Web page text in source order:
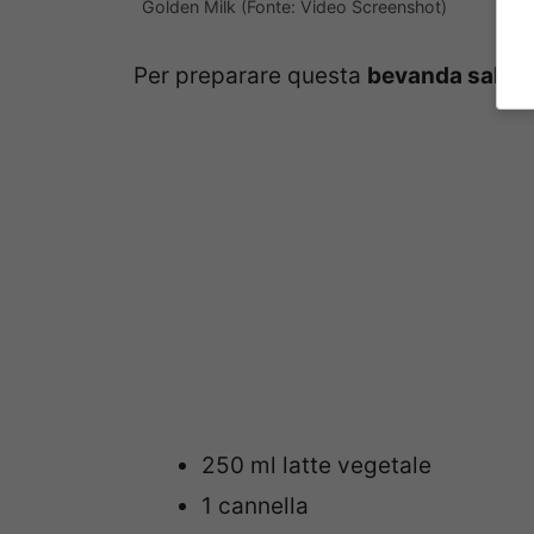
Golden Milk (Fonte: Video Screenshot)
Per preparare questa bevanda
250 ml latte vegetale
1 cannella